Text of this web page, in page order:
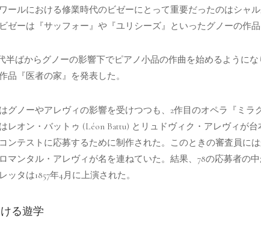
ールにおける修業時代のビゼーにとって重要だったのはシャ
ゼーは『サッフォー』や『ユリシーズ』といったグノーの作
半ばからグノーの影響下でピアノ小品の作曲を始めるように
品『医者の家』を発表した。
グノーやアレヴィの影響を受けつつも、2作目のオペラ『ミ
レオン・バットゥ (Léon Battu) とリュドヴィク・アレヴィが台
ンテストに応募するために制作された。このときの審査員に
マンタル・アレヴィが名を連ねていた。結果、78の応募者の
ッタは1857年4月に上演された。
る遊学